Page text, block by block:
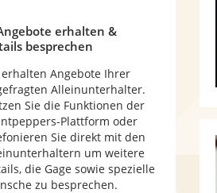
erhalten &
besprechen
erhalten Angebote Ihrer
Alleinunterhalter.
Sie die Funktionen der
Plattform oder
Sie direkt mit den
um weitere
die Gage sowie spezielle
zu besprechen.